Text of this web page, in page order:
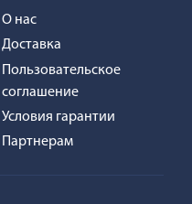
О нас
Доставка
Пользовательское
соглашение
Условия гарантии
Партнерам